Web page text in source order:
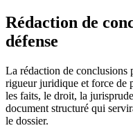
Rédaction de
défense
La rédaction de conclusions
rigueur juridique et force de
les faits, le droit, la
document structuré qui
le dossier.